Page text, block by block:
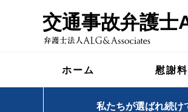
交通事故弁護士
ホーム 慰謝料
私たちが選ばれ続け